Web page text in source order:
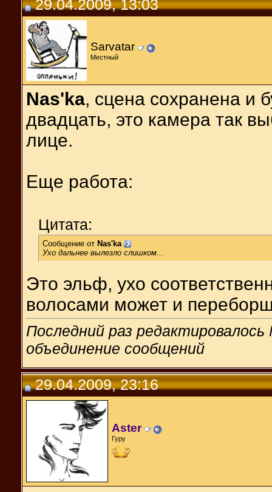
29.04.2009, 13:03
Sarvatar
Местный
Nas'ka, сцена сохранена и
двадцать, это камера так
лице.
Еще работа:
Цитата:
Сообщение от Nas'ka
Ухо дальнее вылезло слишком...
Это эльф, ухо
волосами может и
Последний раз
объединение сообщений
29.04.2009, 23:16
Aster
Гуру